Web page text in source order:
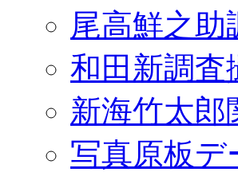
尾高鮮之助
和田新調査
新海竹太郎
写真原板デ